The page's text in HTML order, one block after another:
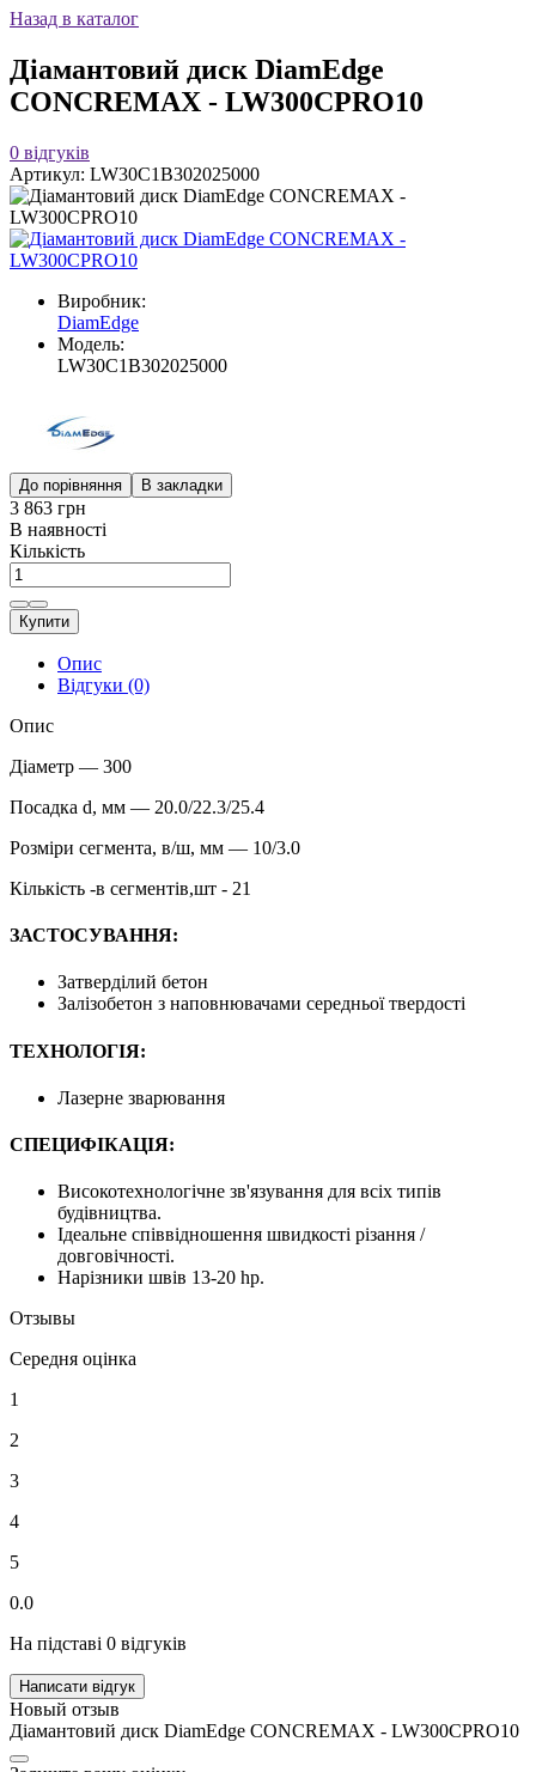
Назад в каталог
Діамантовий диск DiamEdge
CONCREMAX - LW300CPRO10
0 відгуків
Артикул: LW30C1B302025000
Виробник:
DiamEdge
Модель:
LW30C1B302025000
До порівняння В закладки
3 863 грн
В наявності
Кількість
Купити
Опис
Відгуки (0)
Опис
Діаметр — 300
Посадка d, мм — 20.0/22.3/25.4
Розміри сегмента, в/ш, мм — 10/3.0
Кількість -в сегментів,шт - 21
ЗАСТОСУВАННЯ:
Затверділий бетон
Залізобетон з наповнювачами середньої твердості
ТЕХНОЛОГІЯ:
Лазерне зварювання
СПЕЦИФІКАЦІЯ:
Високотехнологічне зв'язування для всіх типів
будівництва.
Ідеальне співвідношення швидкості різання /
довговічності.
Нарізники швів 13-20 hp.
Отзывы
Середня оцінка
1
2
3
4
5
0.0
На підставі 0 відгуків
Написати відгук
Новый отзыв
Діамантовий диск DiamEdge CONCREMAX - LW300CPRO10